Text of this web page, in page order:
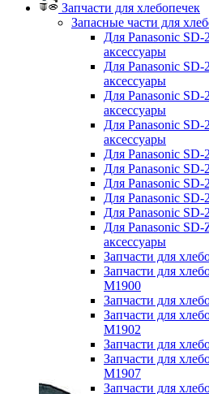
Запчасти для хлебопечек
Запасные части для
Для Panasonic SD-
аксессуары
Для Panasonic SD-
аксессуары
Для Panasonic SD-
аксессуары
Для Panasonic SD-
аксессуары
Для Panasonic SD-
Для Panasonic SD-
Для Panasonic SD-
Для Panasonic SD-
Для Panasonic SD-
Для Panasonic SD-
аксессуары
Запчасти для
Запчасти для
M1900
Запчасти для
Запчасти для
M1902
Запчасти для
Запчасти для
M1907
Запчасти для